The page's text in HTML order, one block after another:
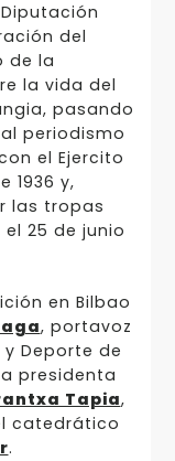
del
de la
la vida del
pasando
periodismo
el Ejercito
1936 y,
las tropas
25 de junio
en Bilbao
, portavoz
Deporte de
presidenta
Tapia,
catedrático
.